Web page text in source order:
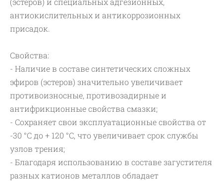
антиокислительных и антикоррозионных
присадок.
Свойства:
- Наличие в составе синтетических сложных
эфиров (эстеров) значительно увеличивает
противоизносные, противозадирные и
антифрикционные свойства смазки;
- Сохраняет свои эксплуатационные свойства от
-30 °С до + 120 °С, что увеличивает срок службы
узлов трения;
- Благодаря использованию в составе загустителя
разных катионов металлов обладает